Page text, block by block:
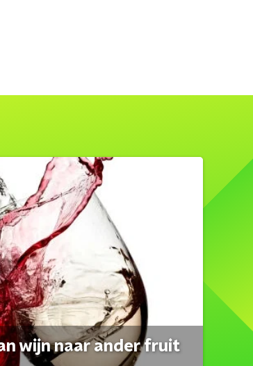
wijn naar ander fruit